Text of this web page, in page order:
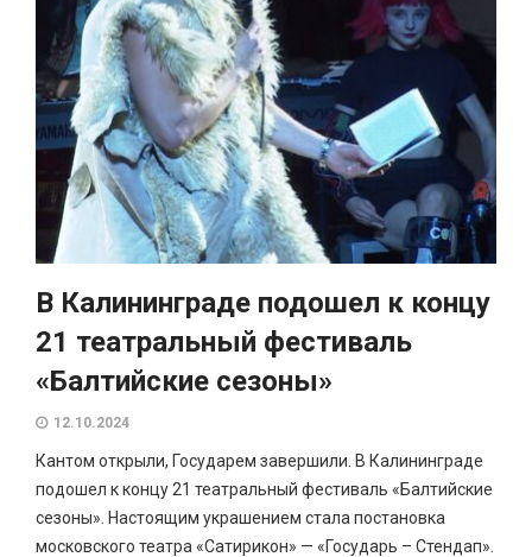
В Калининграде подошел к концу
21 театральный фестиваль
«Балтийские сезоны»
12.10.2024
Кантом открыли, Государем завершили. В Калининграде
подошел к концу 21 театральный фестиваль «Балтийские
сезоны». Настоящим украшением стала постановка
московского театра «Сатирикон» — «Государь – Стендап».